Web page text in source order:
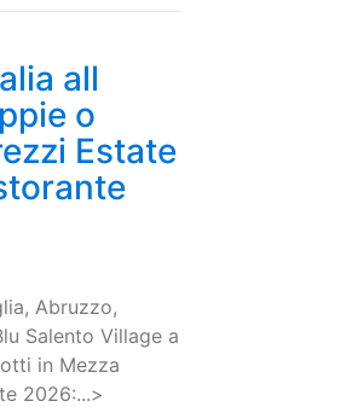
all
o
Estate
Abruzzo,
Salento Village a
in Mezza
2026:...>